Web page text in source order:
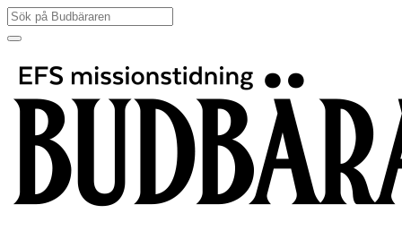
Hoppa
till
innehåll
Sök
efter: